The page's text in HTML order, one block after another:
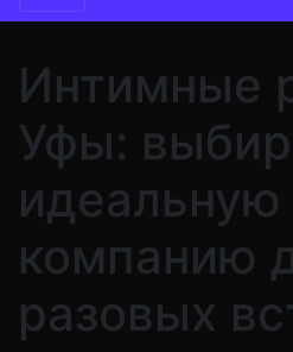
Интимные
Уфы:
идеальную
компанию
разовых